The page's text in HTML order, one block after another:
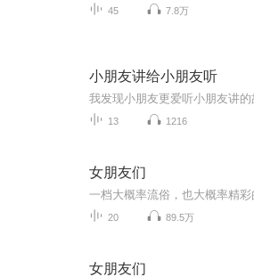
45 7.8万
小朋友讲给小朋友听
13 1216
女朋友们
20 89.5万
女朋友们